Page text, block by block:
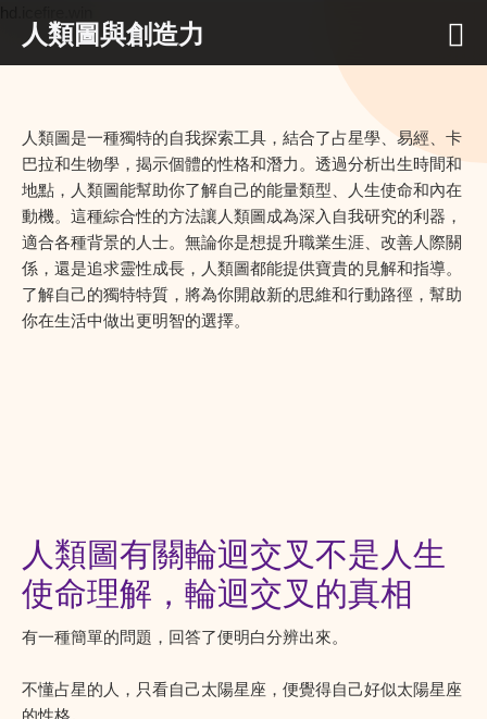
人類圖與創造力
人類圖是一種獨特的自我探索工具，結合了占星學、易經、卡
巴拉和生物學，揭示個體的性格和潛力。透過分析出生時間和
地點，人類圖能幫助你了解自己的能量類型、人生使命和內在
動機。這種綜合性的方法讓人類圖成為深入自我研究的利器，
適合各種背景的人士。無論你是想提升職業生涯、改善人際關
係，還是追求靈性成長，人類圖都能提供寶貴的見解和指導。
了解自己的獨特特質，將為你開啟新的思維和行動路徑，幫助
你在生活中做出更明智的選擇。
人類圖有關輪迴交叉不是人生
使命理解，輪迴交叉的真相
有一種簡單的問題，回答了便明白分辨出來。
不懂占星的人，只看自己太陽星座，便覺得自己好似太陽星座
的性格。